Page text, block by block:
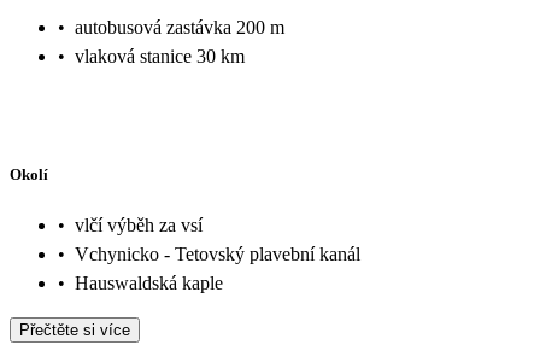
• autobusová zastávka 200 m
• vlaková stanice 30 km
Okolí
• vlčí výběh za vsí
• Vchynicko - Tetovský plavební kanál
• Hauswaldská kaple
Přečtěte si více